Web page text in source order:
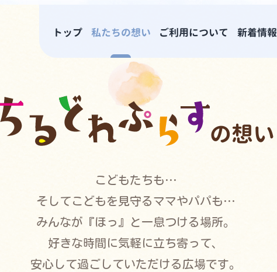
トップ 私たちの想い ご利用について 新着情報
所
広場”ちるどれぷらす”
話しできる空間をご用意しております♪ の想い
こどもたちも…
そしてこどもを見守るママやパパも…
みんなが『ほっ』と一息つける場所。
好きな時間に気軽に立ち寄って、
安心して過ごしていただける広場です。